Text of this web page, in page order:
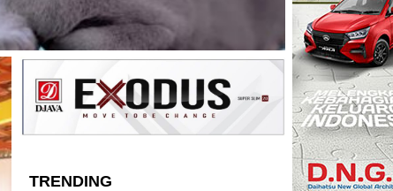
Headline
TRENDING